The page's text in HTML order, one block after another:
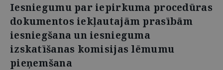
Iesniegumu par iepirkuma procedūras
dokumentos iekļautajām prasībām
iesniegšana un iesnieguma
izskatīšanas komisijas lēmumu
pieņemšana